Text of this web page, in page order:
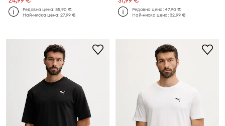
Редовна цена:35,90 €
Най-ниска цена:27,99 €
Редовна цена:47,90 €
Най-ниска цена:32,99 €